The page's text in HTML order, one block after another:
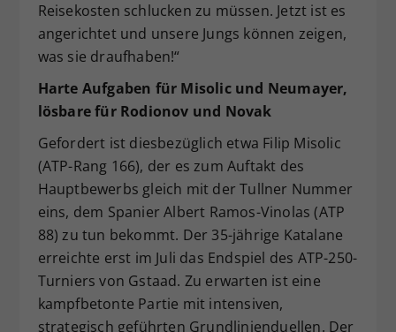
Reisekosten schlucken zu müssen. Jetzt ist es
angerichtet und unsere Jungs können zeigen,
was sie draufhaben!“
Harte Aufgaben für Misolic und Neumayer,
lösbare für Rodionov und Novak
Gefordert ist diesbezüglich etwa Filip Misolic
(ATP-Rang 166), der es zum Auftakt des
Hauptbewerbs gleich mit der Tullner Nummer
eins, dem Spanier Albert Ramos-Vinolas (ATP
88) zu tun bekommt. Der 35-jährige Katalane
erreichte erst im Juli das Endspiel des ATP-250-
Turniers von Gstaad. Zu erwarten ist eine
kampfbetonte Partie mit intensiven,
strategisch geführten Grundlinienduellen. Der